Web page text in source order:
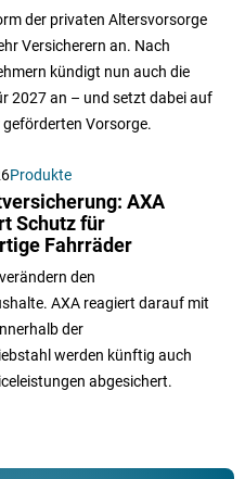
der privaten Altersvorsorge
Versicherern an. Nach
kündigt nun auch die
2027 an – und setzt dabei auf
Vorsorge.
Produkte
AXA
Schutz für
Fahrräder
den
AXA reagiert darauf mit
der
werden künftig auch
abgesichert.